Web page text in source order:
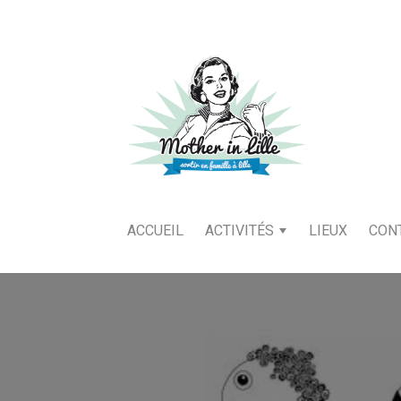
ACCUEIL ACTIVITÉS LIEUX